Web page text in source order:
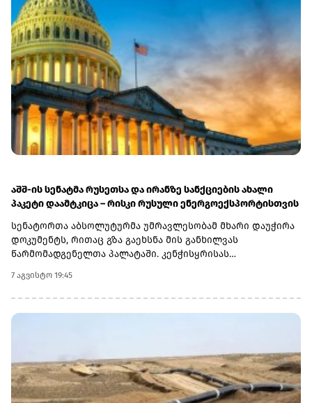
აშშ-ის სენატმა რუსეთსა და ირანზე სანქციების ახალი
პაკეტი დაამტკიცა – რისკი რუსული ენერგოექსპორტისთვის
სენატორთა აბსოლუტურმა უმრავლესობამ მხარი დაუჭირა
დოკუმენტს, რითაც გზა გაეხსნა მის განხილვას
წარმომადგენელთა პალატაში. კენჭისყრისას
წინააღმდეგ კანონპროექტზე, სახელწოდებით „ლინდსი ო.
გრემის 2026 წლის სანქციების აქტი რუსეთისა და ირანის
წინააღმდეგ“. საბოლოო დათვლით შედეგი 86 ხმა 11-ის
აშშ-ის პრეზიდენტმა დონალდ ტრამპმა უნდა მოაწეროს
ხელი. უცნობია, როდის განიხილავს კანონპროექტს
პალატა.კანონპროექტის ინიციატორად დასახელებულია
სენატორი ლინდსი გრემი, რომელიც 2026 წლის 11 ივლისს
7 აგვისტო 19:45